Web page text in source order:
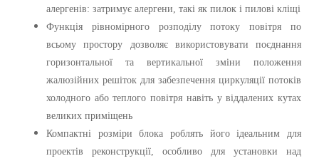
алергенів: затримує алергени, такі як пилок і пилові кліщі
Функція рівномірного розподілу потоку повітря по
всьому простору дозволяє використовувати поєднання
горизонтальної та вертикальної зміни положення
жалюзійних решіток для забезпечення циркуляції потоків
холодного або теплого повітря навіть у віддалених кутах
великих приміщень
Компактні розміри блока роблять його ідеальним для
проектів реконструкції, особливо для установки над